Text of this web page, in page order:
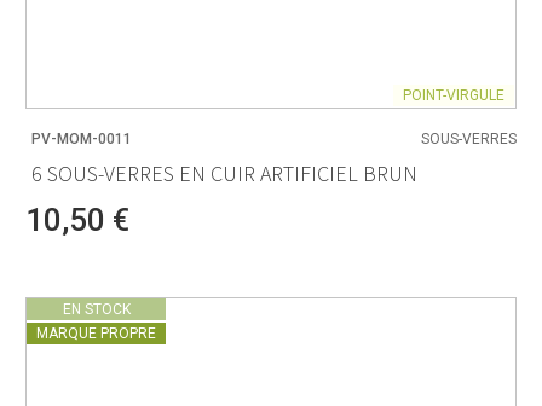
POINT-VIRGULE
PV-MOM-0011 SOUS-VERRES
6 SOUS-VERRES EN CUIR ARTIFICIEL BRUN
10,50 €
EN STOCK
MARQUE PROPRE